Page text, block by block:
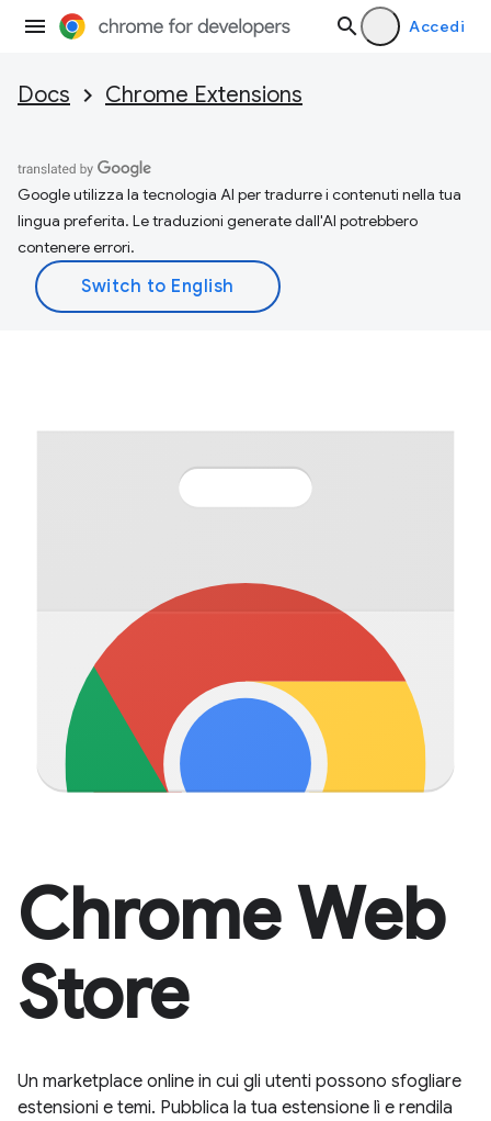
Accedi
Docs Chrome Extensions
Google utilizza la tecnologia AI per tradurre i contenuti nella tua
lingua preferita. Le traduzioni generate dall'AI potrebbero
contenere errori.
Chrome Web
Store
Un marketplace online in cui gli utenti possono sfogliare
estensioni e temi. Pubblica la tua estensione lì e rendila